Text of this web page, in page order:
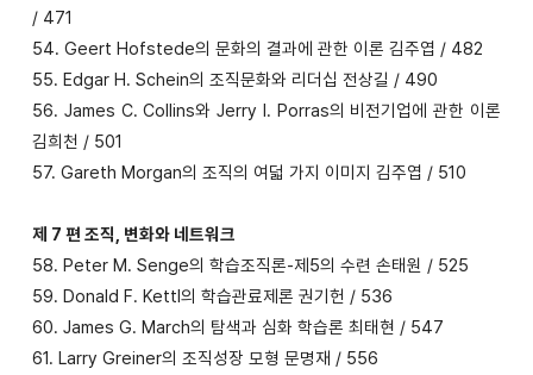
/ 471
54. Geert Hofstede의 문화의 결과에 관한 이론 김주엽 / 482
55. Edgar H. Schein의 조직문화와 리더십 전상길 / 490
56. James C. Collins와 Jerry I. Porras의 비전기업에 관한 이론
김희천 / 501
57. Gareth Morgan의 조직의 여덟 가지 이미지 김주엽 / 510
제 7 편 조직, 변화와 네트워크
58. Peter M. Senge의 학습조직론-제5의 수련 손태원 / 525
59. Donald F. Kettl의 학습관료제론 권기헌 / 536
60. James G. March의 탐색과 심화 학습론 최태현 / 547
61. Larry Greiner의 조직성장 모형 문명재 / 556